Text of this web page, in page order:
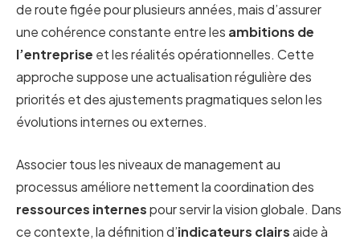
de route figée pour plusieurs années, mais d’assurer
une cohérence constante entre les ambitions de
l’entreprise et les réalités opérationnelles. Cette
approche suppose une actualisation régulière des
priorités et des ajustements pragmatiques selon les
évolutions internes ou externes.
Associer tous les niveaux de management au
processus améliore nettement la coordination des
ressources internespour servir la vision globale. Dans
ce contexte, la définition d’indicateurs clairsaide à